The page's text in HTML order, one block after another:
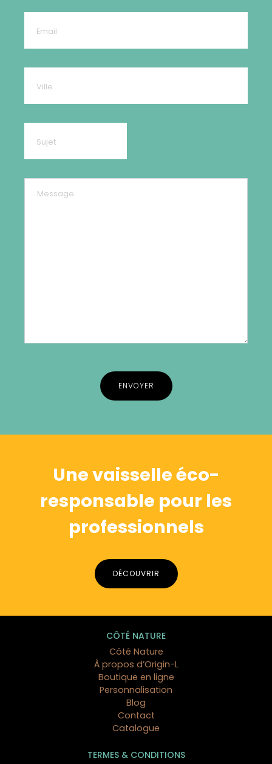
Une vaisselle éco-
responsable pour les
professionnels
DÉCOUVRIR
CÔTÉ NATURE
Côté Nature
À propos d’Origin-L
Boutique en ligne
Personnalisation
Blog
Contact
Catalogue
TERMES & CONDITIONS